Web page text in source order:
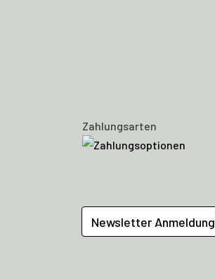
Zahlungsarten
Newsletter Anmeldung